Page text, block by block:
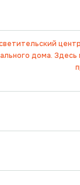
дома.